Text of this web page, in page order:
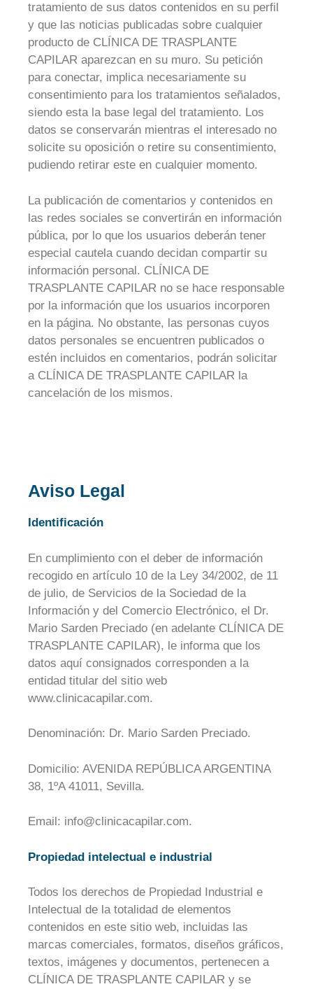
tratamiento de sus datos contenidos en su perfil
y que las noticias publicadas sobre cualquier
producto de CLÍNICA DE TRASPLANTE
CAPILAR aparezcan en su muro. Su petición
para conectar, implica necesariamente su
consentimiento para los tratamientos señalados,
siendo esta la base legal del tratamiento. Los
datos se conservarán mientras el interesado no
solicite su oposición o retire su consentimiento,
pudiendo retirar este en cualquier momento.
La publicación de comentarios y contenidos en
las redes sociales se convertirán en información
pública, por lo que los usuarios deberán tener
especial cautela cuando decidan compartir su
información personal. CLÍNICA DE
TRASPLANTE CAPILAR no se hace responsable
por la información que los usuarios incorporen
en la página. No obstante, las personas cuyos
datos personales se encuentren publicados o
estén incluidos en comentarios, podrán solicitar
a CLÍNICA DE TRASPLANTE CAPILAR la
cancelación de los mismos.
Aviso Legal
Identificación
En cumplimiento con el deber de información
recogido en artículo 10 de la Ley 34/2002, de 11
de julio, de Servicios de la Sociedad de la
Información y del Comercio Electrónico, el Dr.
Mario Sarden Preciado (en adelante CLÍNICA DE
TRASPLANTE CAPILAR), le informa que los
datos aquí consignados corresponden a la
entidad titular del sitio web
www.clinicacapilar.com.
Denominación: Dr. Mario Sarden Preciado.
Domicilio: AVENIDA REPÚBLICA ARGENTINA
38, 1ºA 41011, Sevilla.
Email: info@clinicacapilar.com.
Propiedad intelectual e industrial
Todos los derechos de Propiedad Industrial e
Intelectual de la totalidad de elementos
contenidos en este sitio web, incluidas las
marcas comerciales, formatos, diseños gráficos,
textos, imágenes y documentos, pertenecen a
CLÍNICA DE TRASPLANTE CAPILAR y se